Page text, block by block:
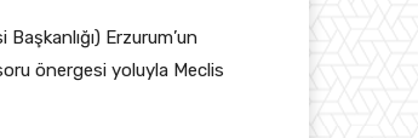
Erzurum’un
önergesi yoluyla Meclis